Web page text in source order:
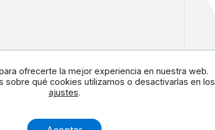
ofrecerte la mejor experiencia en nuestra web.
sobre qué cookies utilizamos o desactivarlas en los
ajustes.